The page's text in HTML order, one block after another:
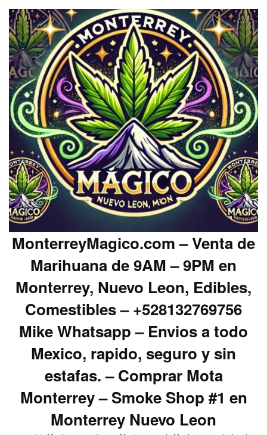
MonterreyMagico.com – Venta de
Marihuana de 9AM – 9PM en
Monterrey, Nuevo Leon, Edibles,
Comestibles – +528132769756
Mike Whatsapp – Envios a todo
Mexico, rapido, seguro y sin
estafas. – Comprar Mota
Monterrey – Smoke Shop #1 en
Monterrey Nuevo Leon